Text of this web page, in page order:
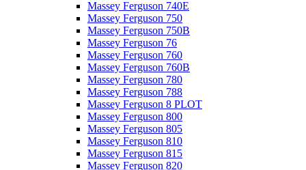
Massey Ferguson 740E
Massey Ferguson 750
Massey Ferguson 750B
Massey Ferguson 76
Massey Ferguson 760
Massey Ferguson 760B
Massey Ferguson 780
Massey Ferguson 788
Massey Ferguson 8 PLOT
Massey Ferguson 800
Massey Ferguson 805
Massey Ferguson 810
Massey Ferguson 815
Massey Ferguson 820